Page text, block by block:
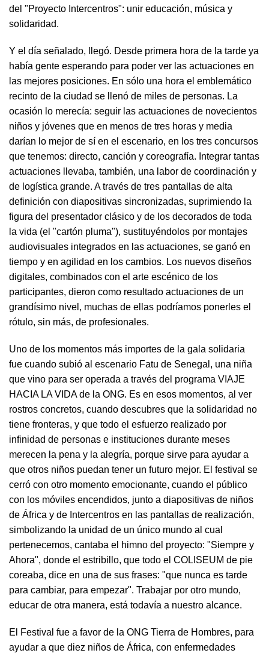
del "Proyecto Intercentros": unir educación, música y
solidaridad.
Y el día señalado, llegó. Desde primera hora de la tarde ya
había gente esperando para poder ver las actuaciones en
las mejores posiciones. En sólo una hora el emblemático
recinto de la ciudad se llenó de miles de personas. La
ocasión lo merecía: seguir las actuaciones de novecientos
niños y jóvenes que en menos de tres horas y media
darían lo mejor de sí en el escenario, en los tres concursos
que tenemos: directo, canción y coreografía. Integrar tantas
actuaciones llevaba, también, una labor de coordinación y
de logística grande. A través de tres pantallas de alta
definición con diapositivas sincronizadas, suprimiendo la
figura del presentador clásico y de los decorados de toda
la vida (el "cartón pluma"), sustituyéndolos por montajes
audiovisuales integrados en las actuaciones, se ganó en
tiempo y en agilidad en los cambios. Los nuevos diseños
digitales, combinados con el arte escénico de los
participantes, dieron como resultado actuaciones de un
grandísimo nivel, muchas de ellas podríamos ponerles el
rótulo, sin más, de profesionales.
Uno de los momentos más importes de la gala solidaria
fue cuando subió al escenario Fatu de Senegal, una niña
que vino para ser operada a través del programa VIAJE
HACIA LA VIDA de la ONG. Es en esos momentos, al ver
rostros concretos, cuando descubres que la solidaridad no
tiene fronteras, y que todo el esfuerzo realizado por
infinidad de personas e instituciones durante meses
merecen la pena y la alegría, porque sirve para ayudar a
que otros niños puedan tener un futuro mejor. El festival se
cerró con otro momento emocionante, cuando el público
con los móviles encendidos, junto a diapositivas de niños
de África y de Intercentros en las pantallas de realización,
simbolizando la unidad de un único mundo al cual
pertenecemos, cantaba el himno del proyecto: "Siempre y
Ahora", donde el estribillo, que todo el COLISEUM de pie
coreaba, dice en una de sus frases: "que nunca es tarde
para cambiar, para empezar". Trabajar por otro mundo,
educar de otra manera, está todavía a nuestro alcance.
El Festival fue a favor de la ONG Tierra de Hombres, para
ayudar a que diez niños de África, con enfermedades